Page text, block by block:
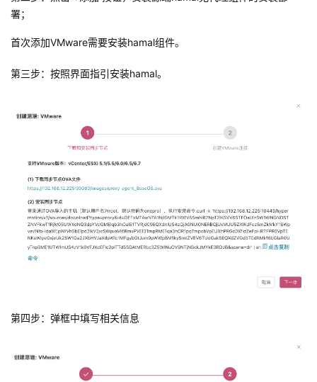
署；
首次添加VMware需要安装hamal组件。
第三步：按照界面指引安装hamal。
第四步：弹框中填写相关信息